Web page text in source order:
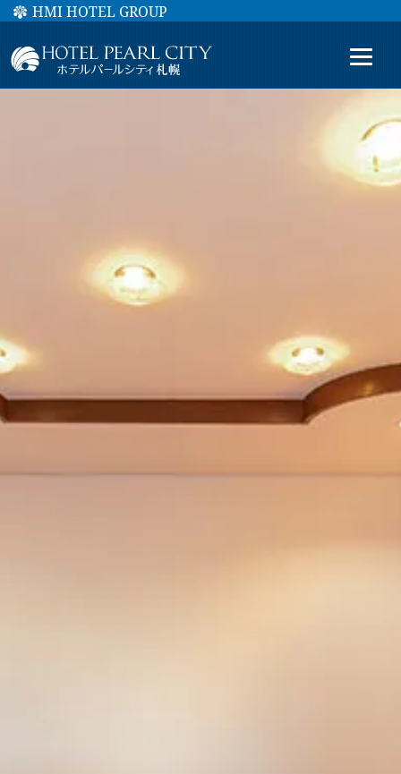
HMI HOTEL GROUP